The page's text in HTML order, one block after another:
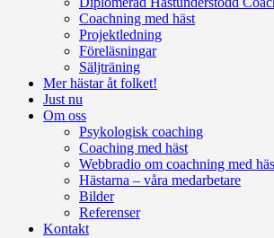
Coachning med häst
Projektledning
Föreläsningar
Säljträning
Mer hästar åt folket!
Just nu
Om oss
Psykologisk coaching
Coaching med häst
Webbradio om coachning med
Hästarna – våra medarbetare
Bilder
Referenser
Kontakt